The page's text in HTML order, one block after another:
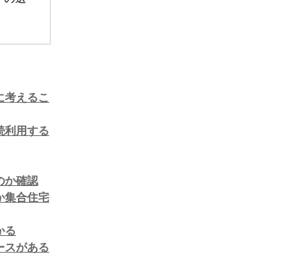
考えるこ
利用する
か確認
集合住宅
る
スがある